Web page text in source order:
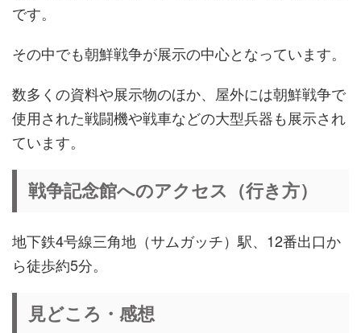
です。
その中でも朝鮮戦争が展示の中心となっています。
数多くの資料や展示物のほか、屋外には朝鮮戦争で
使用された戦闘機や戦車などの大型兵器も展示され
ています。
戦争記念館へのアクセス（行き方）
地下鉄4号線三角地（サムガッチ）駅、12番出口か
ら徒歩約5分。
見どころ・感想